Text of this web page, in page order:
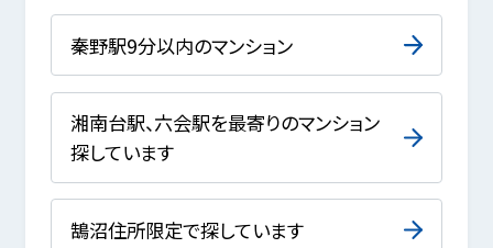
秦野駅9分以内のマンション
湘南台駅、六会駅を最寄りのマンション
探しています
鵠沼住所限定で探しています